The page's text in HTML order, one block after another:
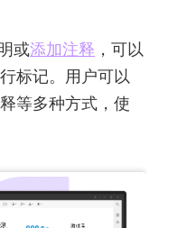
或添加注释 ，可以
标记。用户可以
等多种方式，使